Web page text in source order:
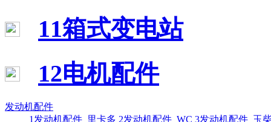
11箱式变电站
12电机配件
发动机配件
1发动机配件_里卡多 2发动机配件_WC 3发动机配件_玉